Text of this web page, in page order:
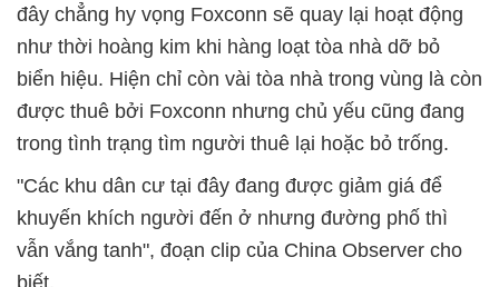
đây chẳng hy vọng Foxconn sẽ quay lại hoạt động
như thời hoàng kim khi hàng loạt tòa nhà dỡ bỏ
biển hiệu. Hiện chỉ còn vài tòa nhà trong vùng là còn
được thuê bởi Foxconn nhưng chủ yếu cũng đang
trong tình trạng tìm người thuê lại hoặc bỏ trống.
"Các khu dân cư tại đây đang được giảm giá để
khuyến khích người đến ở nhưng đường phố thì
vẫn vắng tanh", đoạn clip của China Observer cho
biết.